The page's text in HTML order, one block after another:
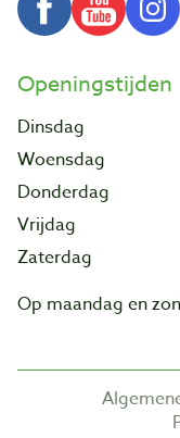
Openingstijden
Dinsdag
Woensdag
Donderdag
Vrijdag
Zaterdag
Op maandag en